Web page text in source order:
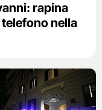
rapina
nella